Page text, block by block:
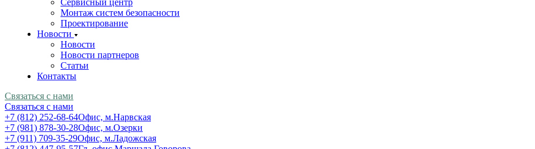
Сервисный центр
Монтаж систем безопасности
Проектирование
Новости
Новости
Новости партнеров
Статьи
Контакты
Связаться с нами
Связаться с нами
+7 (812) 252-68-64Офис, м.Нарвская
+7 (981) 878-30-28Офис, м.Озерки
+7 (911) 709-35-29Офис, м.Ладожская